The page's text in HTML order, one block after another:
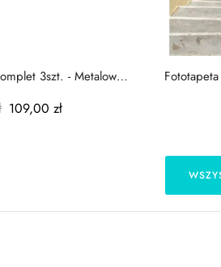
3szt. - Metalowe
109,00 zł